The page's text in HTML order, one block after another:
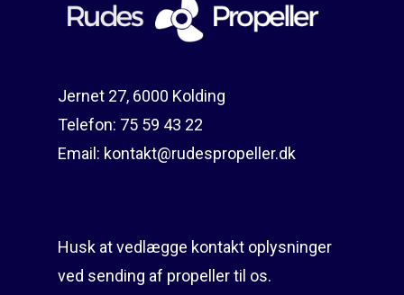
Jernet 27, 6000 Kolding
Telefon: 75 59 43 22
Email: kontakt@rudespropeller.dk
Husk at vedlægge kontakt oplysninger
ved sending af propeller til os.